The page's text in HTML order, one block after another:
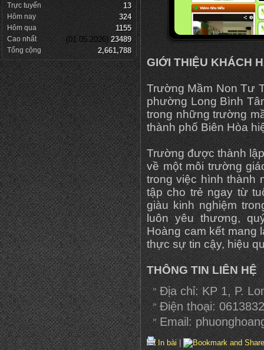
Trực tuyến 13
Hôm nay 324
Hôm qua 1155
Cao nhất (01.05.2026) 23489
Tổng cộng 2,661,788
GIỚI THIỆU KHÁCH
Trường Mầm Non Tư
phường Long Bình
trong những trường
thành phố Biên Hòa
Trường được thành
về một môi trường
trong việc hình thành
tập cho trẻ ngay từ
giàu kinh nghiệm
luôn yêu thương,
Hoàng cam kết mang
thực sự tin cậy, hiệu
THÔNG TIN LIÊN HỆ
Địa chỉ: KP 1, P.
Điện thoại:
Email:
In bài|